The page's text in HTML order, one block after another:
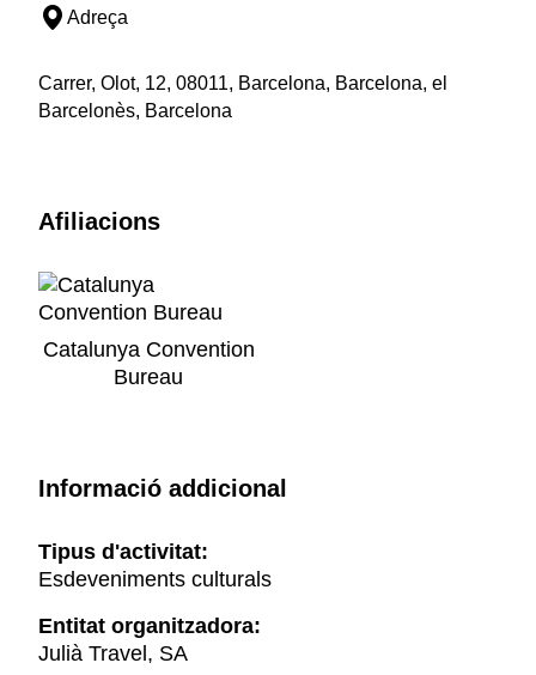
Adreça
Carrer, Olot, 12, 08011, Barcelona, Barcelona, el
Barcelonès, Barcelona
Afiliacions
Catalunya Convention
Bureau
Informació addicional
Tipus d'activitat:
Esdeveniments culturals
Entitat organitzadora:
Julià Travel, SA